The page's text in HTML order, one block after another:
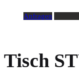
Anfragen
Tisch